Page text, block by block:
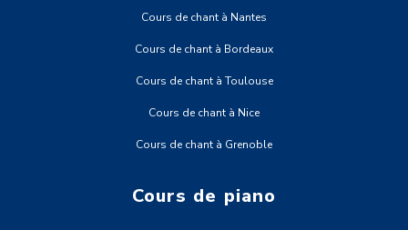
Cours de chant à Nantes
Cours de chant à Bordeaux
Cours de chant à Toulouse
Cours de chant à Nice
Cours de chant à Grenoble
Cours de piano